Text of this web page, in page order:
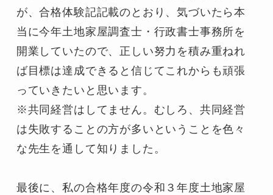
が、合格体験記記載のとおり、気づいたら本
当に今年土地家屋調査士・行政書士事務所を
開業していたので、正しい努力を積み重ねれ
ば目標は達成できると信じてこれからも頑張
っていきたいと思います。
※共同経営はしてません。むしろ、共同経営
は失敗することの方が多いということを色々
な先生を通して知りました。
最後に、私の合格年度の令和３年度土地家屋